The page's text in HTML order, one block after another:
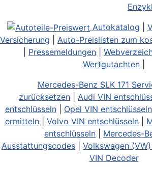
Autokatalog
Versicherung
Auto-Preislisten zum
Pressemeldungen
Wertgutachten
Mercedes-Benz SLK 171
zurücksetzen
Audi VIN
entschlüsseln
Opel VIN entschlüsseln
ermitteln
Volvo VIN entschlüsseln
entschlüsseln
Mercedes-
Ausstattungscodes
Volkswagen
VIN Decoder